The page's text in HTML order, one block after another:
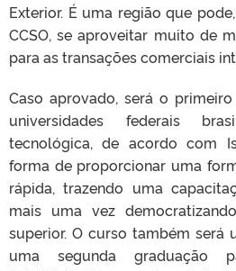
Exterior. É uma região que
CCSO, se aproveitar muito de
para as transações comerciais
Caso aprovado, será o
universidades federais
tecnológica, de acordo com
forma de proporcionar uma
rápida, trazendo uma
mais uma vez
superior. O curso também será
uma segunda graduação